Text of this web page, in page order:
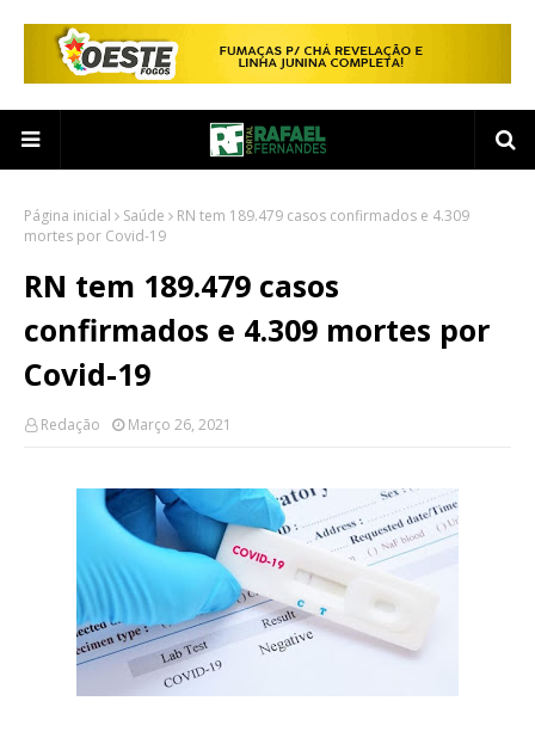
Página inicial Saúde
RN tem 189.479 casos confirmados e 4.309
mortes por Covid-19
RN tem 189.479 casos
confirmados e 4.309 mortes por
Covid-19
Redação Março 26, 2021